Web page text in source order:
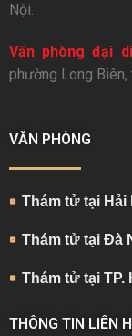
Nội.
Văn phòng đại
phường Long Biên,
VĂN PHÒNG
Thám tử tại Hải
Thám tử tại Đà
Thám tử tại TP.
THÔNG TIN LIÊN